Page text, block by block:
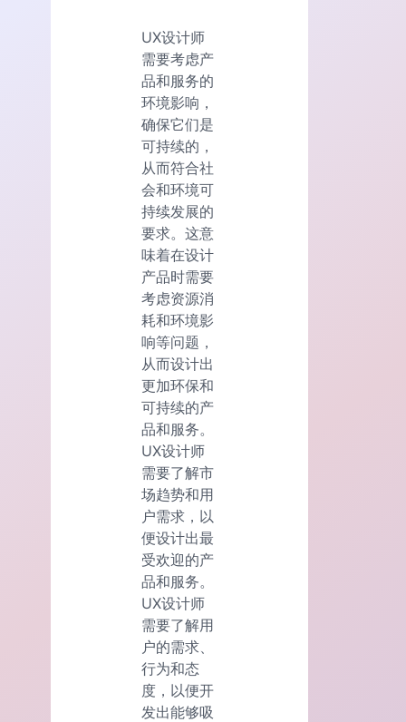
UX设计师
需要考虑产
品和服务的
环境影响，
确保它们是
可持续的，
从而符合社
会和环境可
持续发展的
要求。这意
味着在设计
产品时需要
考虑资源消
耗和环境影
响等问题，
从而设计出
更加环保和
可持续的产
品和服务。
UX设计师
需要了解市
场趋势和用
户需求，以
便设计出最
受欢迎的产
品和服务。
UX设计师
需要了解用
户的需求、
行为和态
度，以便开
发出能够吸